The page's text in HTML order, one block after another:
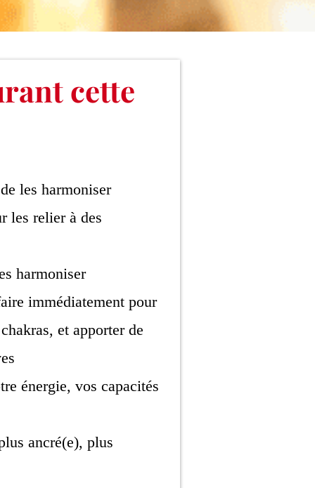
cette
les harmoniser
les relier à des
harmoniser
immédiatement pour
et apporter de
énergie, vos capacités
ancré(e), plus